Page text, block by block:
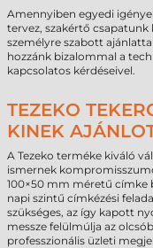
Amennyiben egyedi
tervez, szakértő csapatunk
személyre szabott
hozzánk bizalommal a
kapcsolatos kérdéseivel.
TEZEKO
KINEK
A Tezeko terméke kiváló
ismernek
100×50 mm méretű címke
napi szintű címkézési
szükséges, az így kapott
messze felülmúlja az
professzionális üzleti